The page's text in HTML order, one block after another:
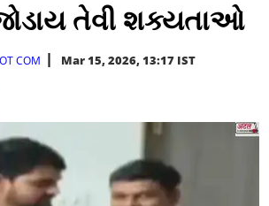
તેવી શક્યતાઓ
COM Mar 15, 2026, 13:17 IST